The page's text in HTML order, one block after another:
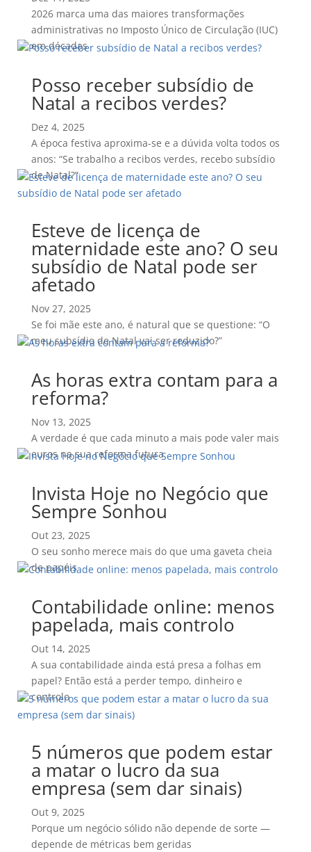
2026 marca uma das maiores transformações
administrativas no Imposto Único de Circulação (IUC)
em décadas
Posso receber subsídio de
Natal a recibos verdes?
Dez 4, 2025
A época festiva aproxima-se e a dúvida volta todos os
anos: “Se trabalho a recibos verdes, recebo subsídio
de Natal?”
Esteve de licença de
maternidade este ano? O seu
subsídio de Natal pode ser
afetado
Nov 27, 2025
Se foi mãe este ano, é natural que se questione: “O
meu subsídio de Natal vai ser reduzido?”
As horas extra contam para a
reforma?
Nov 13, 2025
A verdade é que cada minuto a mais pode valer mais
euros na sua reforma futura
Invista Hoje no Negócio que
Sempre Sonhou
Out 23, 2025
O seu sonho merece mais do que uma gaveta cheia
de papéis
Contabilidade online: menos
papelada, mais controlo
Out 14, 2025
A sua contabilidade ainda está presa a folhas em
papel? Então está a perder tempo, dinheiro e
controlo
5 números que podem estar
a matar o lucro da sua
empresa (sem dar sinais)
Out 9, 2025
Porque um negócio sólido não depende de sorte —
depende de métricas bem geridas